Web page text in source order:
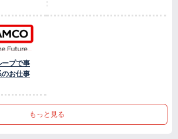
ープで事
のお仕事
もっと見る